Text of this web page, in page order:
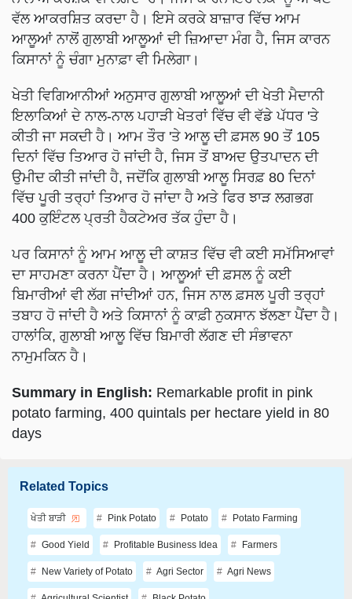
ਵੱਲ ਆਕਰਸ਼ਿਤ ਕਰਦਾ ਹੈ। ਇਸੇ ਕਰਕੇ ਬਾਜ਼ਾਰ ਵਿੱਚ ਆਮ
ਆਲੂਆਂ ਨਾਲੋਂ ਗੁਲਾਬੀ ਆਲੂਆਂ ਦੀ ਜ਼ਿਆਦਾ ਮੰਗ ਹੈ, ਜਿਸ ਕਾਰਨ
ਕਿਸਾਨਾਂ ਨੂੰ ਚੰਗਾ ਮੁਨਾਫ਼ਾ ਵੀ ਮਿਲੇਗਾ।
ਖੇਤੀ ਵਿਗਿਆਨੀਆਂ ਅਨੁਸਾਰ ਗੁਲਾਬੀ ਆਲੂਆਂ ਦੀ ਖੇਤੀ ਮੈਦਾਨੀ
ਇਲਾਕਿਆਂ ਦੇ ਨਾਲ-ਨਾਲ ਪਹਾੜੀ ਖੇਤਰਾਂ ਵਿੱਚ ਵੀ ਵੱਡੇ ਪੱਧਰ 'ਤੇ
ਕੀਤੀ ਜਾ ਸਕਦੀ ਹੈ। ਆਮ ਤੌਰ 'ਤੇ ਆਲੂ ਦੀ ਫ਼ਸਲ 90 ਤੋਂ 105
ਦਿਨਾਂ ਵਿੱਚ ਤਿਆਰ ਹੋ ਜਾਂਦੀ ਹੈ, ਜਿਸ ਤੋਂ ਬਾਅਦ ਉਤਪਾਦਨ ਦੀ
ਉਮੀਦ ਕੀਤੀ ਜਾਂਦੀ ਹੈ, ਜਦੋਂਕਿ ਗੁਲਾਬੀ ਆਲੂ ਸਿਰਫ਼ 80 ਦਿਨਾਂ
ਵਿੱਚ ਪੂਰੀ ਤਰ੍ਹਾਂ ਤਿਆਰ ਹੋ ਜਾਂਦਾ ਹੈ ਅਤੇ ਫਿਰ ਝਾੜ ਲਗਭਗ
400 ਕੁਇੰਟਲ ਪ੍ਰਤੀ ਹੈਕਟੇਅਰ ਤੱਕ ਹੁੰਦਾ ਹੈ।
ਪਰ ਕਿਸਾਨਾਂ ਨੂੰ ਆਮ ਆਲੂ ਦੀ ਕਾਸ਼ਤ ਵਿੱਚ ਵੀ ਕਈ ਸਮੱਸਿਆਵਾਂ
ਦਾ ਸਾਹਮਣਾ ਕਰਨਾ ਪੈਂਦਾ ਹੈ। ਆਲੂਆਂ ਦੀ ਫ਼ਸਲ ਨੂੰ ਕਈ
ਬਿਮਾਰੀਆਂ ਵੀ ਲੱਗ ਜਾਂਦੀਆਂ ਹਨ, ਜਿਸ ਨਾਲ ਫ਼ਸਲ ਪੂਰੀ ਤਰ੍ਹਾਂ
ਤਬਾਹ ਹੋ ਜਾਂਦੀ ਹੈ ਅਤੇ ਕਿਸਾਨਾਂ ਨੂੰ ਕਾਫ਼ੀ ਨੁਕਸਾਨ ਝੱਲਣਾ ਪੈਂਦਾ ਹੈ।
ਹਾਲਾਂਕਿ, ਗੁਲਾਬੀ ਆਲੂ ਵਿੱਚ ਬਿਮਾਰੀ ਲੱਗਣ ਦੀ ਸੰਭਾਵਨਾ
ਨਾਮੁਮਕਿਨ ਹੈ।
Summary in English: Remarkable profit in pink
potato farming, 400 quintals per hectare yield in 80
days
Related Topics
ਖੇਤੀ ਬਾੜੀ Pink Potato Potato Potato Farming
Good Yield Profitable Business Idea Farmers
New Variety of Potato Agri Sector Agri News